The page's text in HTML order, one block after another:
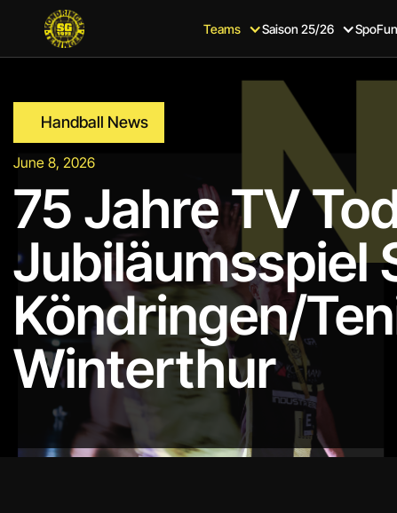
Teams Saison 25/26
Handball News
June 8, 2026
75 Jahre TV
Jubiläumsspiel
Köndringen/
Winterthur